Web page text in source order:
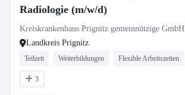
Radiologie (m/w/d)
Kreiskrankenhaus Prignitz gemeinnützige GmbH
Landkreis Prignitz
Teilzeit Weiterbildungen Flexible Arbeitszeiten
3